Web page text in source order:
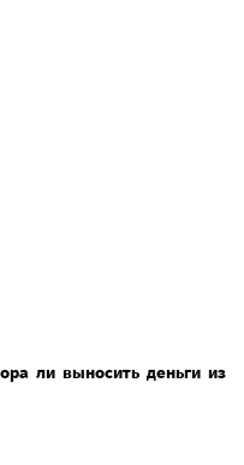
ли выносить деньги из